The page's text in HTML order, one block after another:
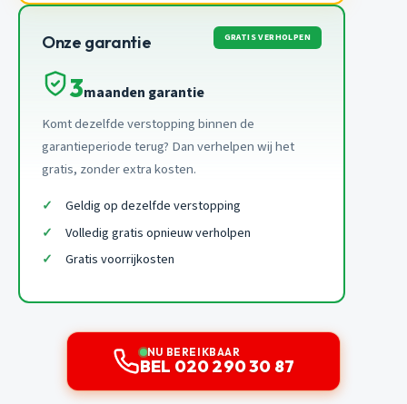
Onze garantie GRATIS VERHOLPEN
3maanden garantie
Komt dezelfde verstopping binnen de
garantieperiode terug? Dan verhelpen wij het
gratis, zonder extra kosten.
Geldig op dezelfde verstopping
Volledig gratis opnieuw verholpen
Gratis voorrijkosten
NU BEREIKBAAR
BEL 020 290 30 87